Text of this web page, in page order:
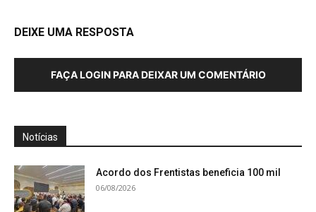
DEIXE UMA RESPOSTA
FAÇA LOGIN PARA DEIXAR UM COMENTÁRIO
Notícias
Acordo dos Frentistas beneficia 100 mil
06/08/2026